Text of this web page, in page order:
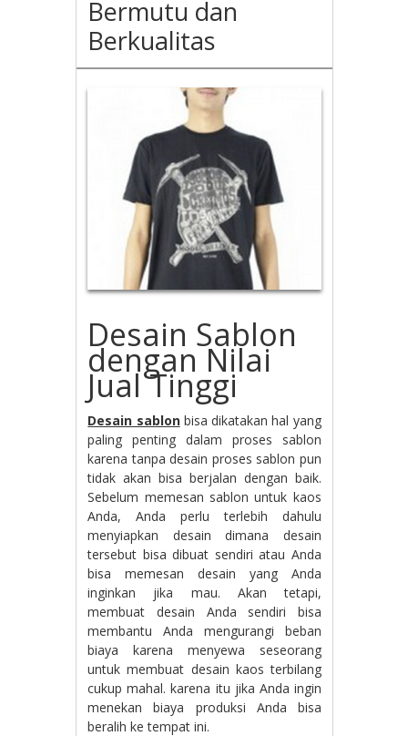
Bermutu dan
Berkualitas
Desain Sablon
dengan Nilai
Jual Tinggi
Desain sablonbisa dikatakan hal yang
paling penting dalam proses sablon
karena tanpa desain proses sablon pun
tidak akan bisa berjalan dengan baik.
Sebelum memesan sablon untuk kaos
Anda, Anda perlu terlebih dahulu
menyiapkan desain dimana desain
tersebut bisa dibuat sendiri atau Anda
bisa memesan desain yang Anda
inginkan jika mau. Akan tetapi,
membuat desain Anda sendiri bisa
membantu Anda mengurangi beban
biaya karena menyewa seseorang
untuk membuat desain kaos terbilang
cukup mahal. karena itu jika Anda ingin
menekan biaya produksi Anda bisa
beralih ke tempat ini.